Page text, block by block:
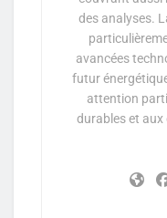
des analyses.
avancées
futur
attention
durables et